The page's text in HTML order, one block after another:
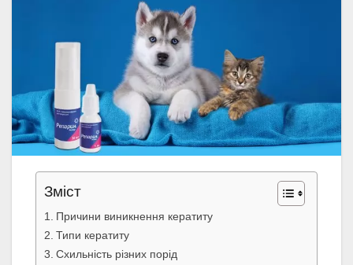
Зміст
Причини виникнення кератиту
Типи кератиту
Схильність різних порід